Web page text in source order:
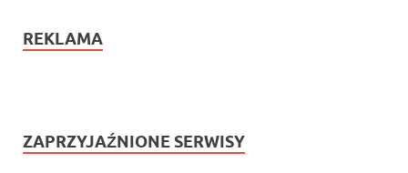
REKLAMA
ZAPRZYJAŹNIONE SERWISY